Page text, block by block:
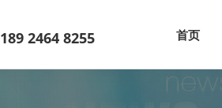
189 2464 8255 首页